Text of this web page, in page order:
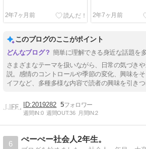
2年7ヶ月前 2年7ヶ月前
このブログのここがポイント
簡単に理解できる身近な話題を
さまざまなテーマを扱いながら、日常の気づき
説。感情のコントロールや季節の変化、興味を
イフなど、多種多様な内容で読者の興味を引きつ
2019282 5
週間IN:0 週間OUT:36 月間IN:2
6
ぺーぺー社会人2年生。